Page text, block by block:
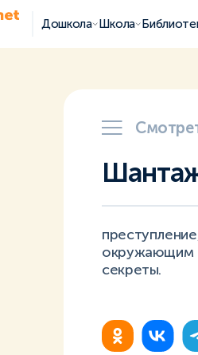
Дошкола Школа
окружающим
секреты.